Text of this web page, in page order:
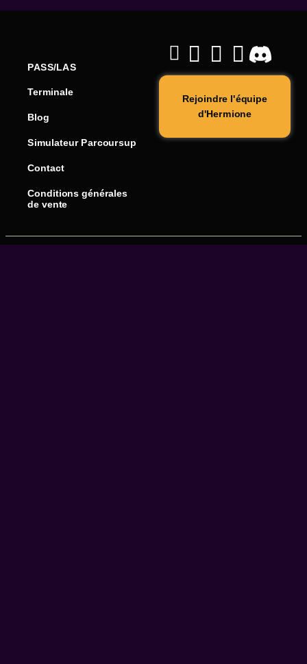
PASS/LAS
Terminale
Blog
Simulateur Parcoursup
Contact
Conditions générales
de vente
Rejoindre l'équipe
d'Hermione